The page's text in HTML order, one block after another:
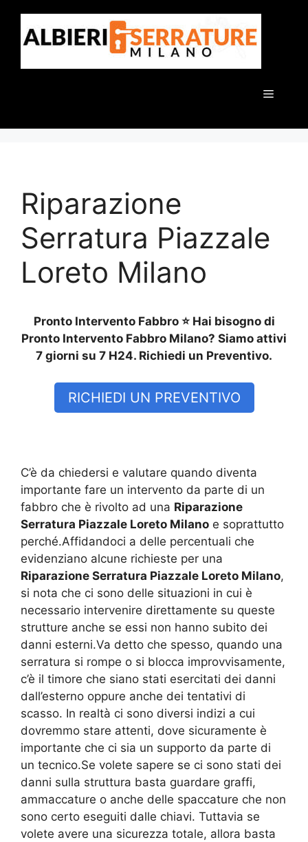
contenuto
Menu
Riparazione
Serratura Piazzale
Loreto Milano
Pronto Intervento Fabbro ⭐ Hai bisogno di
Pronto Intervento Fabbro Milano? Siamo attivi
7 giorni su 7 H24. Richiedi un Preventivo.
RICHIEDI UN PREVENTIVO
C’è da chiedersi e valutare quando diventa
importante fare un intervento da parte di un
fabbro che è rivolto ad una Riparazione
Serratura Piazzale Loreto Milano e soprattutto
perché.Affidandoci a delle percentuali che
evidenziano alcune richieste per una
Riparazione Serratura Piazzale Loreto Milano,
si nota che ci sono delle situazioni in cui è
necessario intervenire direttamente su queste
strutture anche se essi non hanno subito dei
danni esterni.Va detto che spesso, quando una
serratura si rompe o si blocca improvvisamente,
c’è il timore che siano stati esercitati dei danni
dall’esterno oppure anche dei tentativi di
scasso. In realtà ci sono diversi indizi a cui
dovremmo stare attenti, dove sicuramente è
importante che ci sia un supporto da parte di
un tecnico.Se volete sapere se ci sono stati dei
danni sulla struttura basta guardare graffi,
ammaccature o anche delle spaccature che non
sono certo eseguiti dalle chiavi. Tuttavia se
volete avere una sicurezza totale, allora basta